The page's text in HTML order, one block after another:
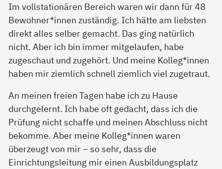
Im vollstationären Bereich waren wir dann für 48
Bewohner*innen zuständig. Ich hätte am liebsten
direkt alles selber gemacht. Das ging natürlich
nicht. Aber ich bin immer mitgelaufen, habe
zugeschaut und zugehört. Und meine Kolleg*innen
haben mir ziemlich schnell ziemlich viel zugetraut.
An meinen freien Tagen habe ich zu Hause
durchgelernt. Ich habe oft gedacht, dass ich die
Prüfung nicht schaffe und meinen Abschluss nicht
bekomme. Aber meine Kolleg*innen waren
überzeugt von mir – so sehr, dass die
Einrichtungsleitung mir einen Ausbildungsplatz